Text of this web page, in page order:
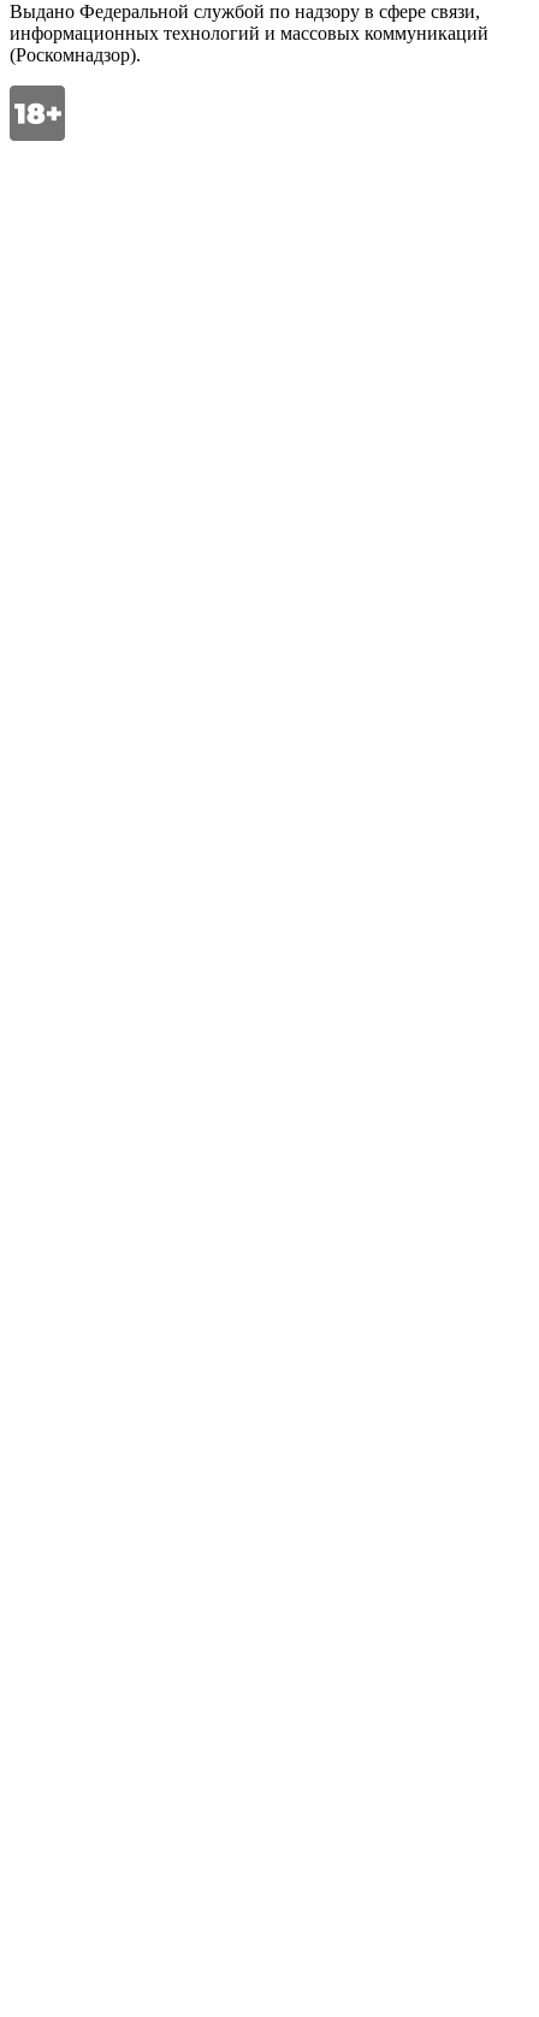
Выдано Федеральной службой по надзору в сфере связи,
информационных технологий и массовых коммуникаций
(Роскомнадзор).